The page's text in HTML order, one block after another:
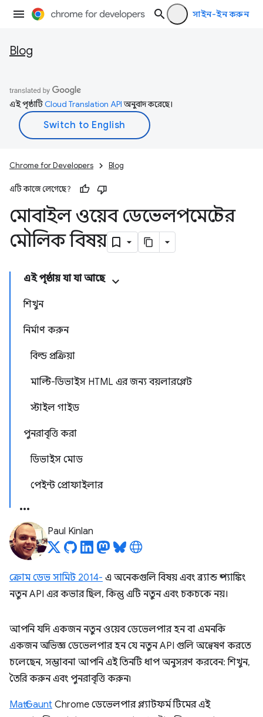
সাইন-ইন করুন
Blog
এই পৃষ্ঠাটিCloud Translation APIঅনুবাদ করেছে।
Chrome for Developers Blog
এটি কাজে লেগেছে?
মোবাইল ওয়েব ডেভেলপমেন্টের
মৌলিক বিষয়
এই পৃষ্ঠায় যা যা আছে
শিখুন
নির্মাণ করুন
বিল্ড প্রক্রিয়া
মাল্টি-ডিভাইস HTML এর জন্য বয়লারপ্লেট
স্টাইল গাইড
পুনরাবৃত্তি করা
ডিভাইস মোড
পেইন্ট প্রোফাইলার
Paul Kinlan
ক্রোম ডেভ সামিট 2014- এ অনেকগুলি বিষয় এবং ব্র্যান্ড স্প্যাঙ্কিং
নতুন API এর কভার ছিল, কিন্তু এটি নতুন এবং চকচকে নয়।
আপনি যদি একজন নতুন ওয়েব ডেভেলপার হন বা এমনকি
একজন অভিজ্ঞ ডেভেলপার হন যে নতুন API গুলি অন্বেষণ করতে
চলেছেন, সম্ভাবনা আপনি এই তিনটি ধাপ অনুসরণ করবেন: শিখুন,
তৈরি করুন এবং পুনরাবৃত্তি করুন৷
Matt Gaunt Chrome ডেভেলপার প্ল্যাটফর্ম টিমের এই